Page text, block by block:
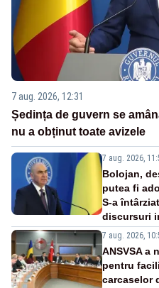
7 aug. 2026, 12:31
Ședința de guvern se
nu a obținut toate avizele
7 aug. 2026,
Bolojan,
putea fi
S-a
discursuri
7 aug. 2026,
ANSVSA a
pentru
carcaselor